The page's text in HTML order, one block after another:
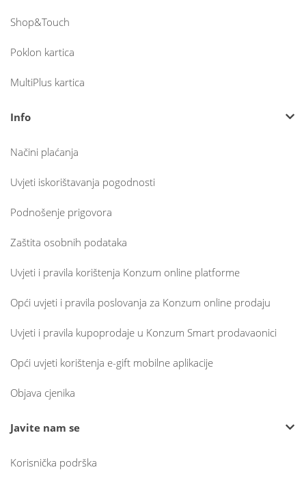
Shop&Touch
Poklon kartica
MultiPlus kartica
Info
Načini plaćanja
Uvjeti iskorištavanja pogodnosti
Podnošenje prigovora
Zaštita osobnih podataka
Uvjeti i pravila korištenja Konzum online platforme
Opći uvjeti i pravila poslovanja za Konzum online prodaju
Uvjeti i pravila kupoprodaje u Konzum Smart prodavaonici
Opći uvjeti korištenja e-gift mobilne aplikacije
Objava cjenika
Javite nam se
Korisnička podrška